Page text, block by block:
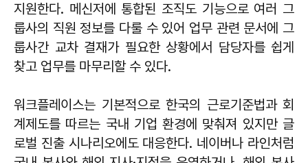
지원한다. 메신저에 통합된 조직도 기능으로 여러 그
룹사의 직원 정보를 다룰 수 있어 업무 관련 문서에 그
룹사간 교차 결재가 필요한 상황에서 담당자를 쉽게
찾고 업무를 마무리할 수 있다.
워크플레이스는 기본적으로 한국의 근로기준법과 회
계제도를 따르는 국내 기업 환경에 맞춰져 있지만 글
로벌 진출 시나리오에도 대응한다. 네이버나 라인처럼